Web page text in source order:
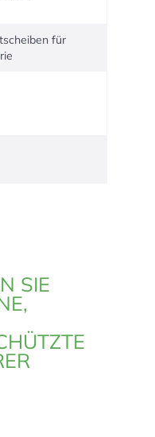
für
SIE